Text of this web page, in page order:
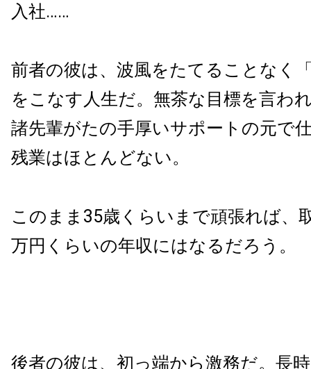
入社……
前者の彼は、波風をたてることなく
をこなす人生だ。無茶な目標を言わ
諸先輩がたの手厚いサポートの元で
残業はほとんどない。
このまま35歳くらいまで頑張れば、
万円くらいの年収にはなるだろう。
後者の彼は、初っ端から激務だ。長